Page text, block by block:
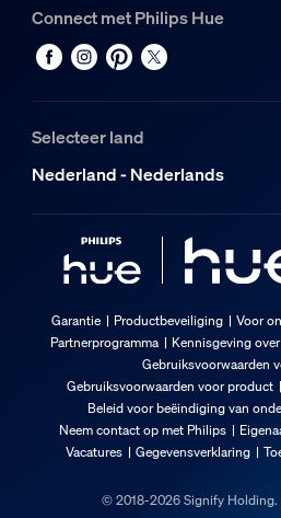
Connect met Philips Hue
Selecteer land
Nederland - Nederlands
Garantie Productbeveiliging Voor
Partnerprogramma
Kennisgeving
Gebruiksvoorwaarden
Gebruiksvoorwaarden voor product
Beleid voor beëindiging van
Neem contact op met Philips
Vacatures
Gegevensverklaring
© 2018-2026 Signify Holding.